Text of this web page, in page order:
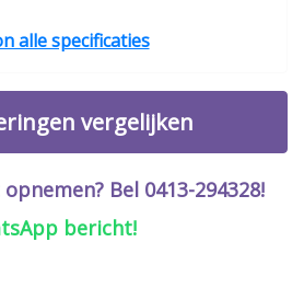
alle specificaties
vergelijken
Bel 0413-294328!
bericht!